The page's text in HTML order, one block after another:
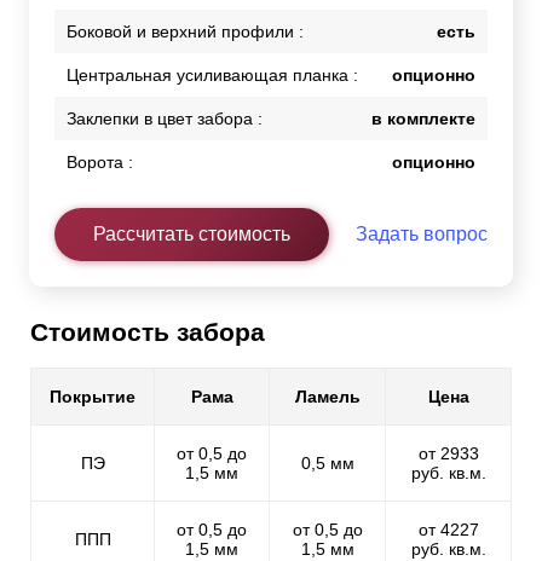
Боковой и верхний профили : есть
Центральная усиливающая планка : опционно
Заклепки в цвет забора : в комплекте
Ворота : опционно
Рассчитать стоимость Задать вопрос
Стоимость забора
Покрытие Рама Ламель Цена
ПЭ
от 0,5 до
1,5 мм
0,5 мм
от 2933
руб. кв.м.
ППП
от 0,5 до
1,5 мм
от 0,5 до
1,5 мм
от 4227
руб. кв.м.